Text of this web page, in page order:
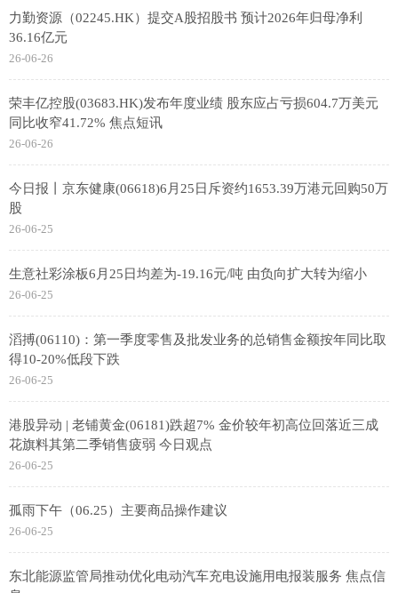
力勤资源（02245.HK）提交A股招股书 预计2026年归母净利
36.16亿元
26-06-26
荣丰亿控股(03683.HK)发布年度业绩 股东应占亏损604.7万美元
同比收窄41.72% 焦点短讯
26-06-26
今日报丨京东健康(06618)6月25日斥资约1653.39万港元回购50万
股
26-06-25
生意社彩涂板6月25日均差为-19.16元/吨 由负向扩大转为缩小
26-06-25
滔搏(06110)：第一季度零售及批发业务的总销售金额按年同比取
得10-20%低段下跌
26-06-25
港股异动 | 老铺黄金(06181)跌超7% 金价较年初高位回落近三成
花旗料其第二季销售疲弱 今日观点
26-06-25
孤雨下午（06.25）主要商品操作建议
26-06-25
东北能源监管局推动优化电动汽车充电设施用电报装服务 焦点信